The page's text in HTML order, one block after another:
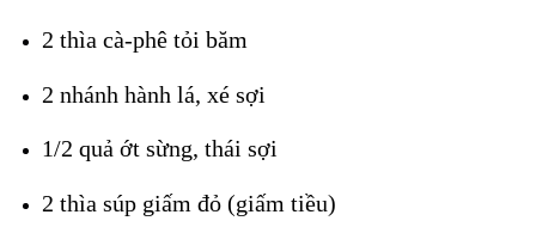
2 thìa cà-phê tỏi băm
2 nhánh hành lá, xé sợi
1/2 quả ớt sừng, thái sợi
2 thìa súp giấm đỏ (giấm tiều)